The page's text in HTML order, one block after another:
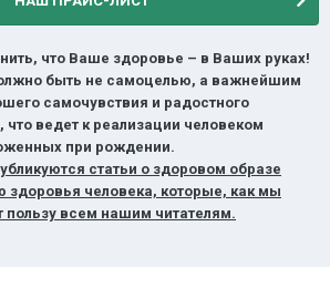
что Ваше здоровье – в Ваших руках!
быть не самоцелью, а важнейшим
самочувствия и радостного
ведет к реализации человеком
при рождении.
статьи о здоровом образе
здоровья человека, которые, как мы
пользу всем нашим читателям.